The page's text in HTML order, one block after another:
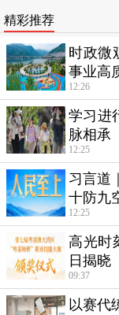
精彩推荐